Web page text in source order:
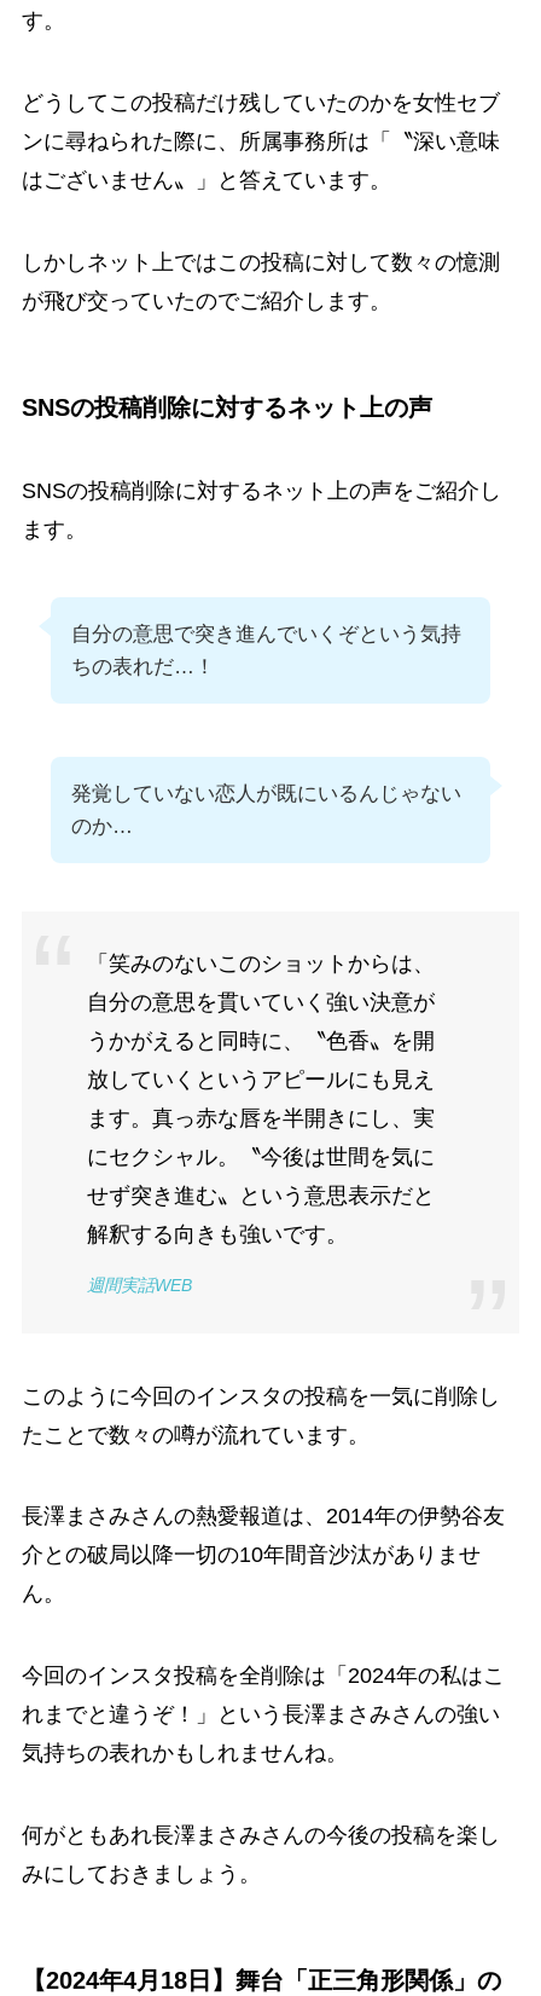
す。
どうしてこの投稿だけ残していたのかを女性セブ
ンに尋ねられた際に、所属事務所は「〝深い意味
はございません〟」と答えています。
しかしネット上ではこの投稿に対して数々の憶測
が飛び交っていたのでご紹介します。
SNSの投稿削除に対するネット上の声
SNSの投稿削除に対するネット上の声をご紹介し
ます。
自分の意思で突き進んでいくぞという気持
ちの表れだ…！
発覚していない恋人が既にいるんじゃない
のか…
「笑みのないこのショットからは、
自分の意思を貫いていく強い決意が
うかがえると同時に、〝色香〟を開
放していくというアピールにも見え
ます。真っ赤な唇を半開きにし、実
にセクシャル。〝今後は世間を気に
せず突き進む〟という意思表示だと
解釈する向きも強いです。
週間実話WEB
このように今回のインスタの投稿を一気に削除し
たことで数々の噂が流れています。
長澤まさみさんの熱愛報道は、2014年の伊勢谷友
介との破局以降一切の10年間音沙汰がありませ
ん。
今回のインスタ投稿を全削除は「2024年の私はこ
れまでと違うぞ！」という長澤まさみさんの強い
気持ちの表れかもしれませんね。
何がともあれ長澤まさみさんの今後の投稿を楽し
みにしておきましょう。
【2024年4月18日】舞台「正三角形関係」の